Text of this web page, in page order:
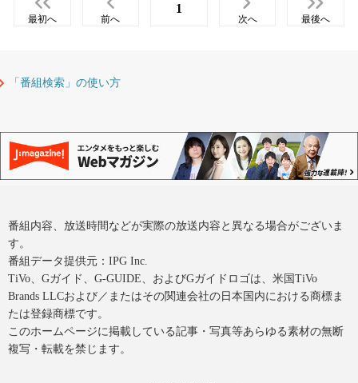
最初へ 前へ
1
次へ 最後へ
「番組検索」の使い方
番組内容、放送時間などが実際の放送内容と異なる場合がございま
す。
番組データ提供元：IPG Inc.
TiVo、Gガイド、G-GUIDE、およびGガイドロゴは、米国TiVo
Brands LLCおよび／またはその関連会社の日本国内における商標ま
たは登録商標です。
このホームページに掲載している記事・写真等あらゆる素材の無断
複写・転載を禁じます。